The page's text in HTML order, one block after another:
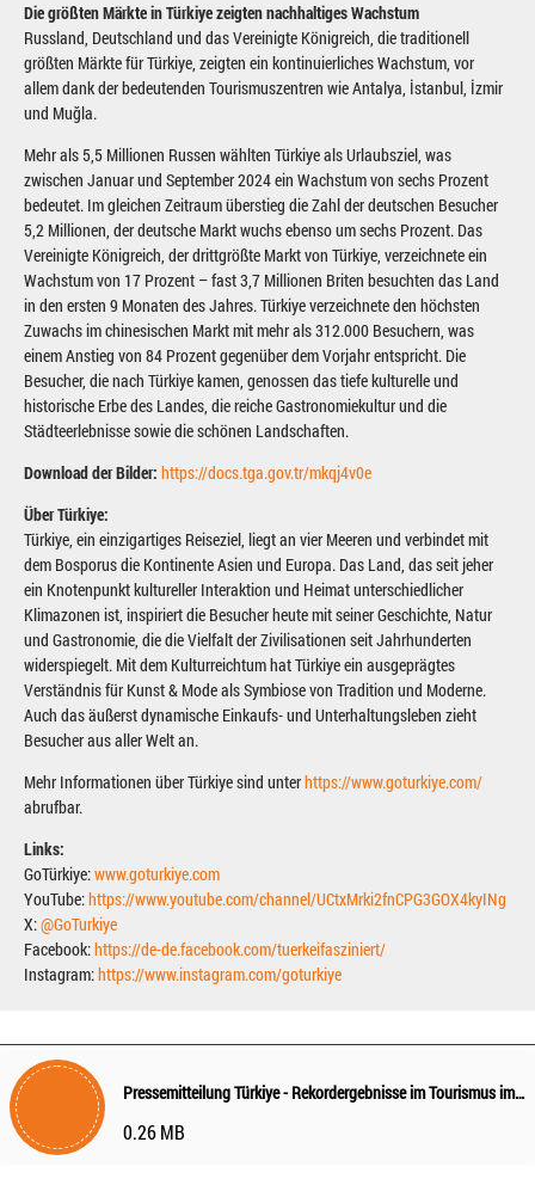
Die größten Märkte in Türkiye zeigten nachhaltiges Wachstum
Russland, Deutschland und das Vereinigte Königreich, die traditionell
größten Märkte für Türkiye, zeigten ein kontinuierliches Wachstum, vor
allem dank der bedeutenden Tourismuszentren wie Antalya, İstanbul, İzmir
und Muğla.
Mehr als 5,5 Millionen Russen wählten Türkiye als Urlaubsziel, was
zwischen Januar und September 2024 ein Wachstum von sechs Prozent
bedeutet. Im gleichen Zeitraum überstieg die Zahl der deutschen Besucher
5,2 Millionen, der deutsche Markt wuchs ebenso um sechs Prozent. Das
Vereinigte Königreich, der drittgrößte Markt von Türkiye, verzeichnete ein
Wachstum von 17 Prozent – fast 3,7 Millionen Briten besuchten das Land
in den ersten 9 Monaten des Jahres. Türkiye verzeichnete den höchsten
Zuwachs im chinesischen Markt mit mehr als 312.000 Besuchern, was
einem Anstieg von 84 Prozent gegenüber dem Vorjahr entspricht. Die
Besucher, die nach Türkiye kamen, genossen das tiefe kulturelle und
historische Erbe des Landes, die reiche Gastronomiekultur und die
Städteerlebnisse sowie die schönen Landschaften.
Download der Bilder: https://docs.tga.gov.tr/mkqj4v0e
Über Türkiye:
Türkiye, ein einzigartiges Reiseziel, liegt an vier Meeren und verbindet mit
dem Bosporus die Kontinente Asien und Europa. Das Land, das seit jeher
ein Knotenpunkt kultureller Interaktion und Heimat unterschiedlicher
Klimazonen ist, inspiriert die Besucher heute mit seiner Geschichte, Natur
und Gastronomie, die die Vielfalt der Zivilisationen seit Jahrhunderten
widerspiegelt. Mit dem Kulturreichtum hat Türkiye ein ausgeprägtes
Verständnis für Kunst & Mode als Symbiose von Tradition und Moderne.
Auch das äußerst dynamische Einkaufs- und Unterhaltungsleben zieht
Besucher aus aller Welt an.
Mehr Informationen über Türkiye sind unterhttps://www.goturkiye.com/
abrufbar.
Links:
GoTürkiye:www.goturkiye.com
YouTube:https://www.youtube.com/channel/UCtxMrki2fnCPG3GOX4kyINg
X:@GoTurkiye
Facebook:https://de-de.facebook.com/tuerkeifasziniert/
Instagram:https://www.instagram.com/goturkiye
Pressemitteilung Türkiye - Rekordergebnisse im Tourismus im dritten Quartal 2024
0.26 MB